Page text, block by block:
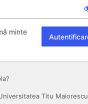
minte
Titu Maiorescu